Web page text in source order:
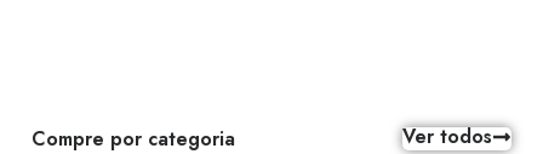
Compre por categoria Ver todos